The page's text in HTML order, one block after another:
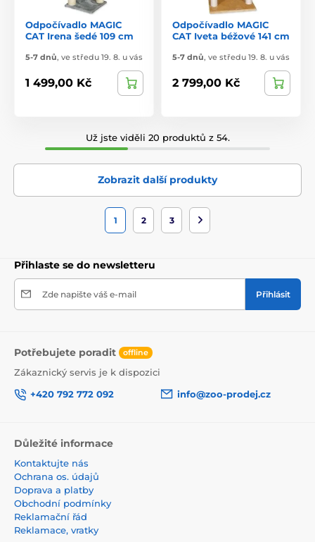
Odpočívadlo MAGIC
CAT Irena šedé 109 cm
5-7 dnů, ve středu 19. 8. u vás
1 499,00 Kč
Odpočívadlo MAGIC
CAT Iveta béžové 141 cm
5-7 dnů, ve středu 19. 8. u vás
2 799,00 Kč
Už jste viděli 20 produktů z 54.
Zobrazit další produkty
1 2 3
Přihlaste se do newsletteru
Zde napište váš e-mail Přihlásit
Potřebujete poradit offline
Zákaznický servis je k dispozici
+420 792 772 092
info@zoo-prodej.cz
Důležité informace
Kontaktujte nás
Ochrana os. údajů
Doprava a platby
Obchodní podmínky
Reklamační řád
Reklamace, vratky